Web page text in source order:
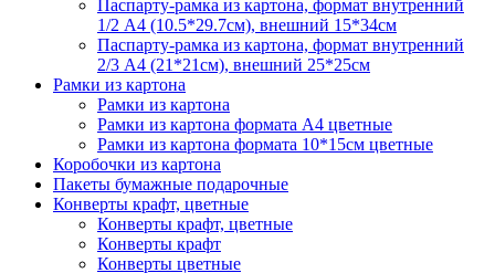
Паспарту-рамка из картона, формат внутренний
1/2 А4 (10.5*29.7см), внешний 15*34см
Паспарту-рамка из картона, формат внутренний
2/3 А4 (21*21см), внешний 25*25см
Рамки из картона
Рамки из картона
Рамки из картона формата А4 цветные
Рамки из картона формата 10*15см цветные
Коробочки из картона
Пакеты бумажные подарочные
Конверты крафт, цветные
Конверты крафт, цветные
Конверты крафт
Конверты цветные